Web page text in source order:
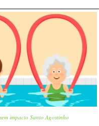
impacto Santo Agostinho